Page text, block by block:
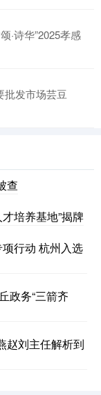
·诗华”2025孝感
批发市场芸豆
查
培养基地”揭牌
项行动 杭州入选
政务“三箭齐
赵刘主任解析到